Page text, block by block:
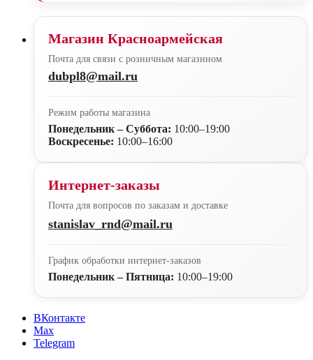
Магазин Красноармейская
Почта для связи с розничным магазином
dubpl8@mail.ru
Режим работы магазина
Понедельник – Суббота: 10:00–19:00
Воскресенье: 10:00–16:00
Интернет-заказы
Почта для вопросов по заказам и доставке
stanislav_rnd@mail.ru
График обработки интернет-заказов
Понедельник – Пятница: 10:00–19:00
ВКонтакте
Max
Telegram